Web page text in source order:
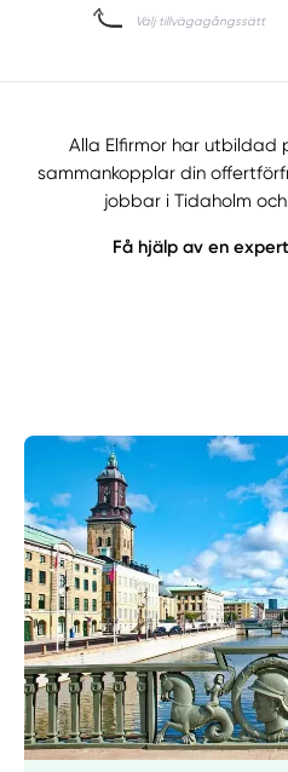
Manuellt Få hjälp
Välj
Alla Elfirmor har utbildad
sammankopplar din
jobbar i Tidaholm
Få hjälp av en expert